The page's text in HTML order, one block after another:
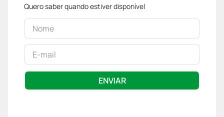
Quero saber quando estiver disponível
ENVIAR